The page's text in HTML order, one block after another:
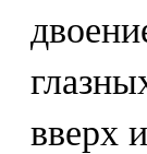
вверх